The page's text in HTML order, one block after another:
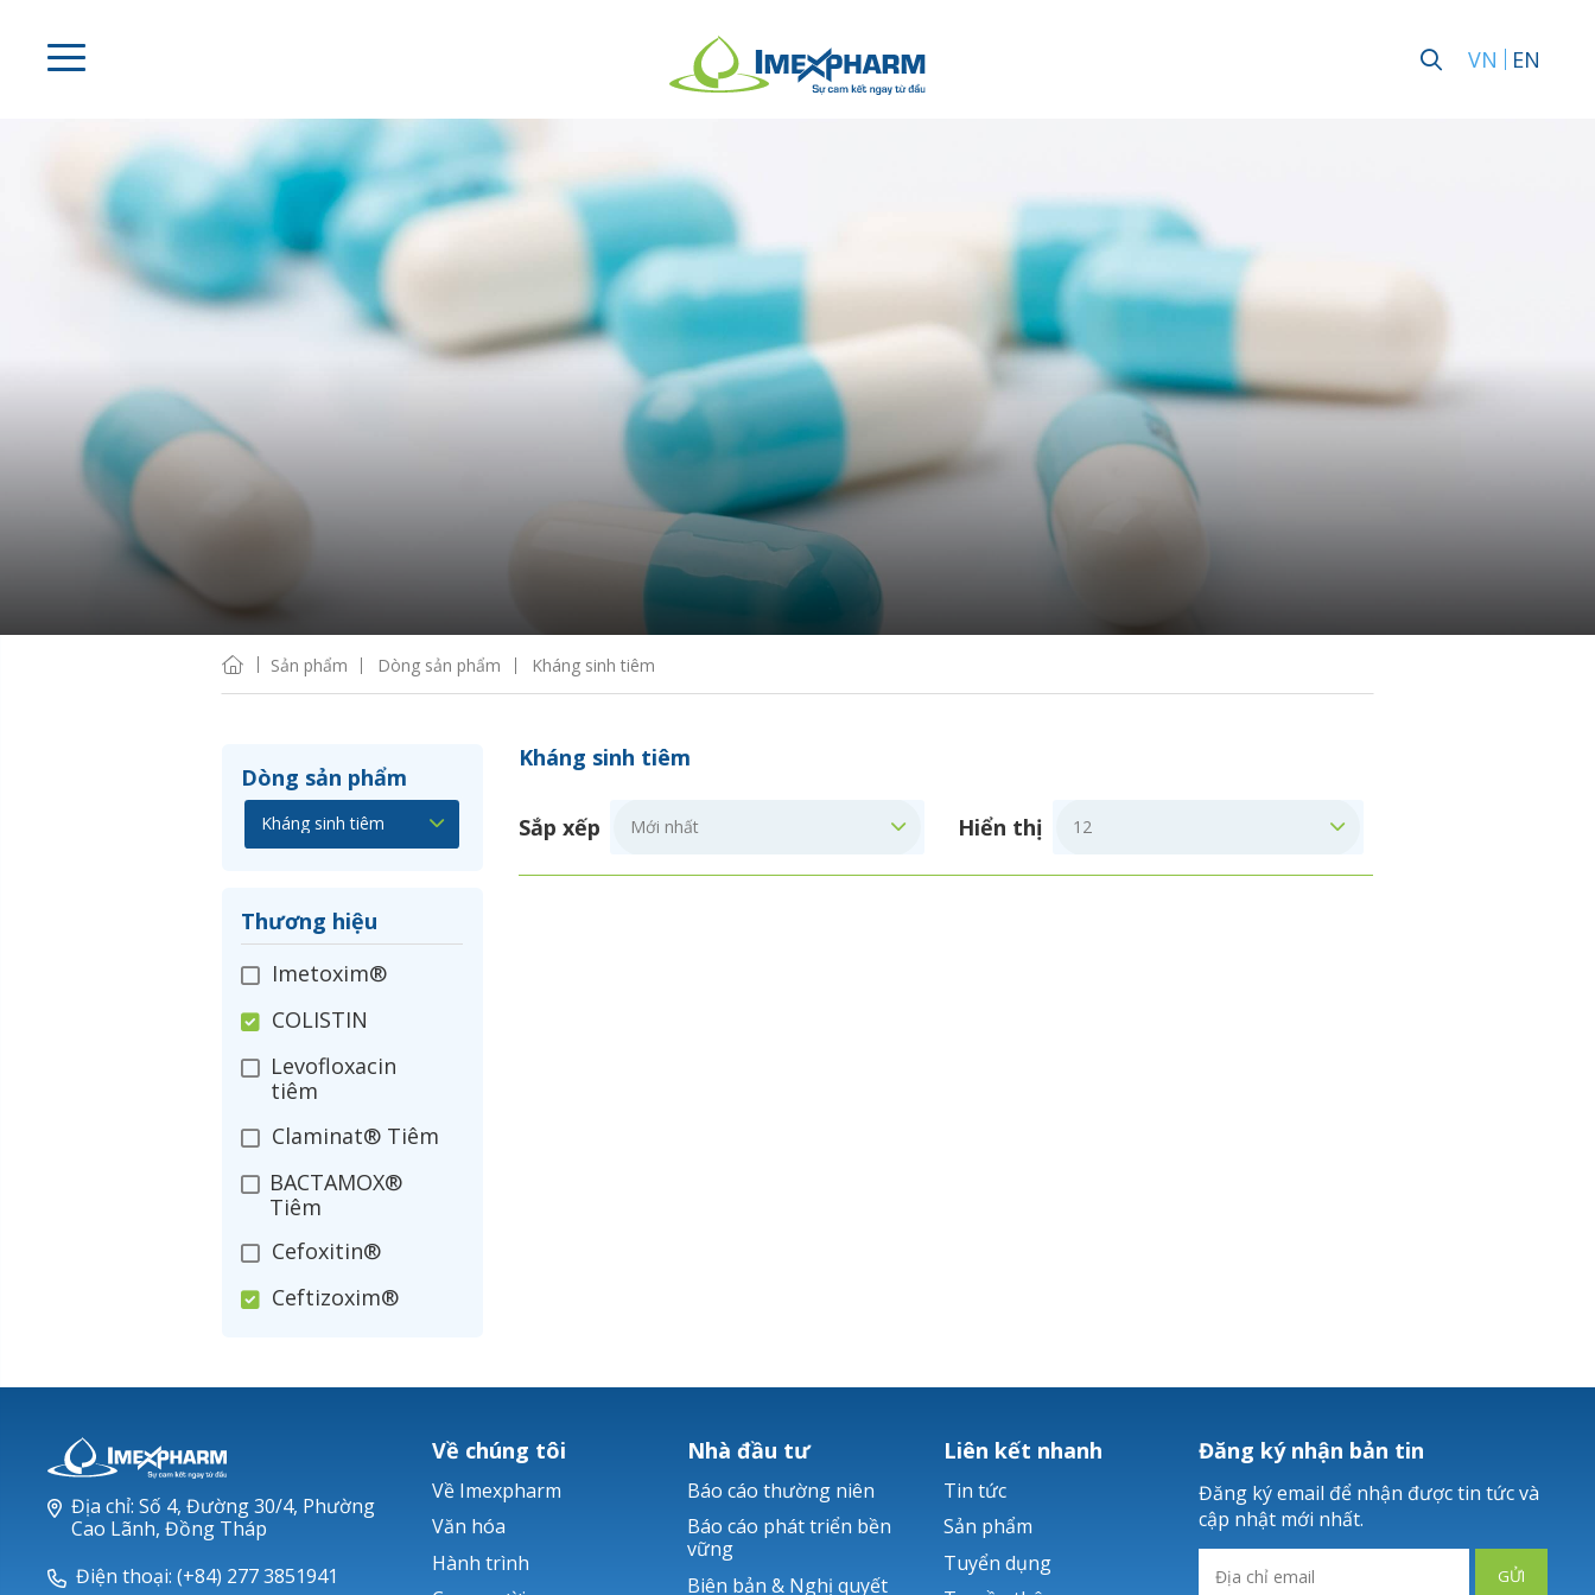
VN EN
Sản phẩm Dòng sản phẩm Kháng sinh tiêm
Dòng sản phẩm
Thương hiệu
Imetoxim®
COLISTIN
Levofloxacin
tiêm
Claminat® Tiêm
BACTAMOX®
Tiêm
Cefoxitin®
Ceftizoxim®
Nerusyn®
Ticarlinat®
Zobacta®
Kháng sinh tiêm
Sắp xếp Hiển thị
Địa chỉ: Số 4, Đường 30/4, Phường
Cao Lãnh, Đồng Tháp
Điện thoại: (+84) 277 3851941
Về chúng tôi
Về Imexpharm
Văn hóa
Hành trình
Nhà đầu tư
Báo cáo thường niên
Báo cáo phát triển bền
vững
Biên bản & Nghị quyết
Liên kết nhanh
Tin tức
Sản phẩm
Tuyển dụng
Đăng ký nhận bản tin
Đăng ký email để nhận được tin tức và
cập nhật mới nhất.
GỬI